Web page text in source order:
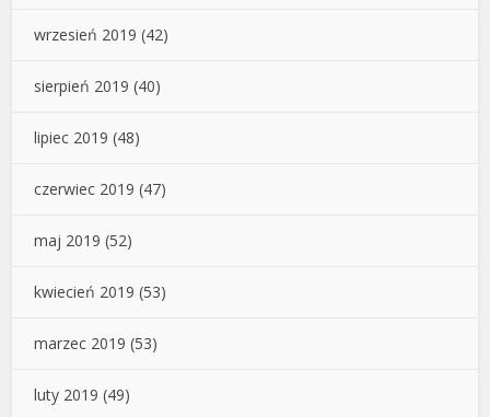
wrzesień 2019 (42)
sierpień 2019 (40)
lipiec 2019 (48)
czerwiec 2019 (47)
maj 2019 (52)
kwiecień 2019 (53)
marzec 2019 (53)
luty 2019 (49)